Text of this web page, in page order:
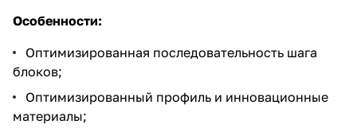
Особенности:
Оптимизированная последовательность шага
блоков;
Оптимизированный профиль и инновационные
материалы;